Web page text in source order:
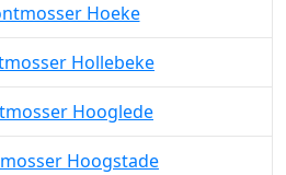
Hoeke
Hollebeke
Hooglede
Hoogstade